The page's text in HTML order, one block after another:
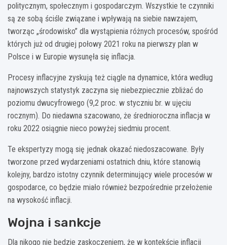
politycznym, społecznym i gospodarczym. Wszystkie te czynniki
są ze sobą ściśle związane i wpływają na siebie nawzajem,
tworząc „środowisko” dla wystąpienia różnych procesów, spośród
których już od drugiej połowy 2021 roku na pierwszy plan w
Polsce i w Europie wysunęła się inflacja.
Procesy inflacyjne zyskują też ciągle na dynamice, która według
najnowszych statystyk zaczyna się niebezpiecznie zbliżać do
poziomu dwucyfrowego (9,2 proc. w styczniu br. w ujęciu
rocznym). Do niedawna szacowano, że średnioroczna inflacja w
roku 2022 osiągnie nieco powyżej siedmiu procent.
Te ekspertyzy mogą się jednak okazać niedoszacowane. Były
tworzone przed wydarzeniami ostatnich dniu, które stanowią
kolejny, bardzo istotny czynnik determinujący wiele procesów w
gospodarce, co będzie miało również bezpośrednie przełożenie
na wysokość inflacji.
Wojna i sankcje
Dla nikogo nie będzie zaskoczeniem, że w kontekście inflacji